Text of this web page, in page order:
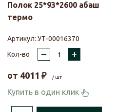
Полок 25*93*2600 абаш
термо
Артикул: УТ-00016370
Кол-во
– +
от 4011 ₽ / шт
Купить в один клик